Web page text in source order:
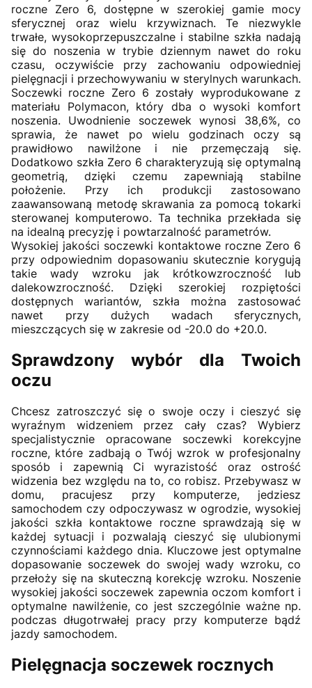
roczne Zero 6, dostępne w szerokiej gamie mocy
sferycznej oraz wielu krzywiznach. Te niezwykle
trwałe, wysokoprzepuszczalne i stabilne szkła nadają
się do noszenia w trybie dziennym nawet do roku
czasu, oczywiście przy zachowaniu odpowiedniej
pielęgnacji i przechowywaniu w sterylnych warunkach.
Soczewki roczne Zero 6 zostały wyprodukowane z
materiału Polymacon, który dba o wysoki komfort
noszenia. Uwodnienie soczewek wynosi 38,6%, co
sprawia, że nawet po wielu godzinach oczy są
prawidłowo nawilżone i nie przemęczają się.
Dodatkowo szkła Zero 6 charakteryzują się optymalną
geometrią, dzięki czemu zapewniają stabilne
położenie. Przy ich produkcji zastosowano
zaawansowaną metodę skrawania za pomocą tokarki
sterowanej komputerowo. Ta technika przekłada się
na idealną precyzję i powtarzalność parametrów.
Wysokiej jakości soczewki kontaktowe roczne Zero 6
przy odpowiednim dopasowaniu skutecznie korygują
takie wady wzroku jak krótkowzroczność lub
dalekowzroczność. Dzięki szerokiej rozpiętości
dostępnych wariantów, szkła można zastosować
nawet przy dużych wadach sferycznych,
mieszczących się w zakresie od -20.0 do +20.0.
Sprawdzony wybór dla Twoich
oczu
Chcesz zatroszczyć się o swoje oczy i cieszyć się
wyraźnym widzeniem przez cały czas? Wybierz
specjalistycznie opracowane soczewki korekcyjne
roczne, które zadbają o Twój wzrok w profesjonalny
sposób i zapewnią Ci wyrazistość oraz ostrość
widzenia bez względu na to, co robisz. Przebywasz w
domu, pracujesz przy komputerze, jedziesz
samochodem czy odpoczywasz w ogrodzie, wysokiej
jakości szkła kontaktowe roczne sprawdzają się w
każdej sytuacji i pozwalają cieszyć się ulubionymi
czynnościami każdego dnia. Kluczowe jest optymalne
dopasowanie soczewek do swojej wady wzroku, co
przełoży się na skuteczną korekcję wzroku. Noszenie
wysokiej jakości soczewek zapewnia oczom komfort i
optymalne nawilżenie, co jest szczególnie ważne np.
podczas długotrwałej pracy przy komputerze bądź
jazdy samochodem.
Pielęgnacja soczewek rocznych